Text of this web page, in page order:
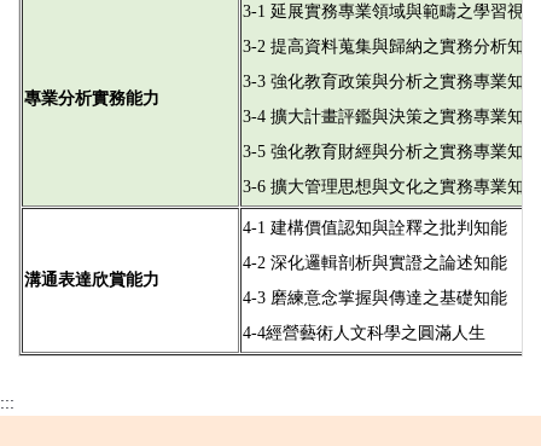
專業分析實務能力
3-1 延展實務專業領域與範疇之學習視野
3-2 提高資料蒐集與歸納之實務分析知能
3-3 強化教育政策與分析之實務專業知能
3-4 擴大計畫評鑑與決策之實務專業知能
3-5 強化教育財經與分析之實務專業知能
3-6 擴大管理思想與文化之實務專業知能
溝通表達欣賞能力
4-1 建構價值認知與詮釋之批判知能
4-2 深化邏輯剖析與實證之論述知能
4-3 磨練意念掌握與傳達之基礎知能
4-4經營藝術人文科學之圓滿人生
:::